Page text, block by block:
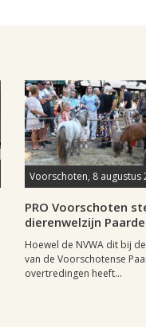
Voorschoten, 8 augustus
PRO Voorschoten
dierenwelzijn
Hoewel de NVWA dit bij
van de Voorschotense
overtredingen heeft...